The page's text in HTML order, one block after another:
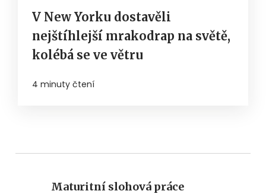
V New Yorku dostavěli
nejštíhlejší mrakodrap na světě,
kolébá se ve větru
4 minuty čtení
Maturitní slohová práce